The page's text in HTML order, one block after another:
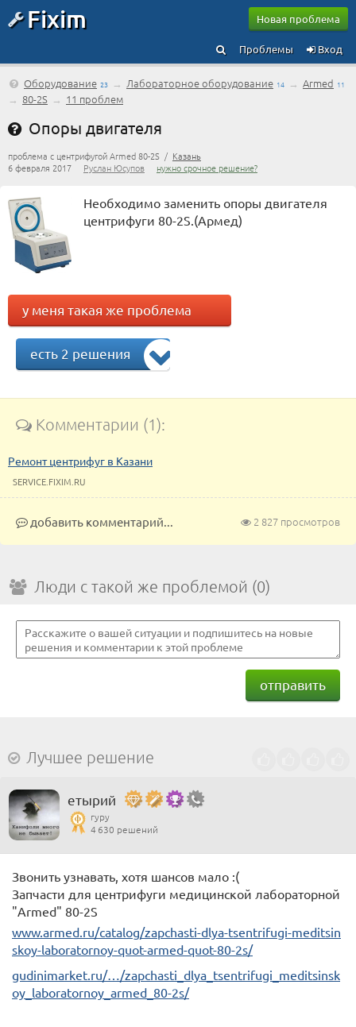
Fixim Новая проблема
Вход
Проблемы
Оборудование 23 → Лабораторное оборудование 14 → Armed 11
→ 80-2S → 11 проблем
Опоры двигателя
проблема с центрифугой Armed 80-2S / Казань
6 февраля 2017 Руслан Юсупов нужно срочное решение?
Необходимо заменить опоры двигателя
центрифуги 80-2S.(Армед)
у меня такая же проблема
есть 2 решения
Комментарии (1):
Ремонт центрифуг в Казани
SERVICE.FIXIM.RU
2 827 просмотров
добавить комментарий...
Люди с такой же проблемой (0)
отправить
Лучшее решение
етырий
гуру
4 630 решений
Звонить узнавать, хотя шансов мало :(
Запчасти для центрифуги медицинской лабораторной
"Armed" 80-2S
www.armed.ru/catalog/zapchasti-dlya-tsentrifugi-meditsin
skoy-laboratornoy-quot-armed-quot-80-2s/
gudinimarket.ru/…/zapchasti_dlya_tsentrifugi_meditsinsk
oy_laboratornoy_armed_80-2s/